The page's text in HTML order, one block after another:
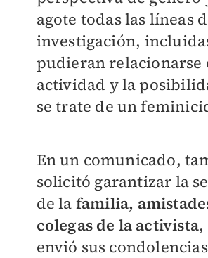
agote todas las líneas
investigación,
pudieran relacionarse
actividad y la
se trate de un
En un comunicado,
solicitó garantizar la
de la familia,
colegas de la activista,
envió sus